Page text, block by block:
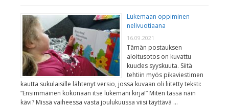
Lukemaan oppiminen
nelivuotiaana
16.09.2021
Tämän postauksen
aloitusotos on kuvattu
kuudes syyskuuta. Siitä
tehtiin myös pikaviestimen
kautta sukulaisille lähtenyt versio, jossa kuvaan oli liitetty teksti:
“Ensimmäinen kokonaan itse lukemani kirja!” Miten tässä näin
kävi? Missä vaiheessa vasta joulukuussa viisi täyttävä …